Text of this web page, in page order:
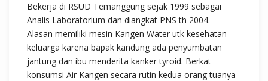
Bekerja di RSUD Temanggung sejak 1999 sebagai
Analis Laboratorium dan diangkat PNS th 2004.
Alasan memiliki mesin Kangen Water utk kesehatan
keluarga karena bapak kandung ada penyumbatan
jantung dan ibu menderita kanker tyroid. Berkat
konsumsi Air Kangen secara rutin kedua orang tuanya